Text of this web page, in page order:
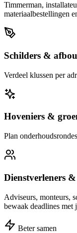
Timmerman,
materiaalbestellingen
Schilders &
Verdeel klussen per
Hoveniers &
Plan
Dienstverleners
Adviseurs, monteurs,
bewaak deadlines met
Beter samen